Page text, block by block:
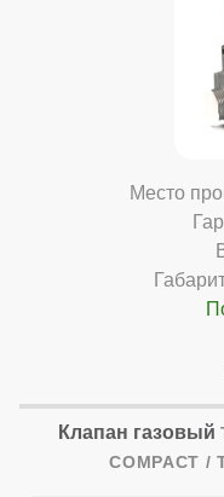
Место
Клапан газовый
COMPACT /